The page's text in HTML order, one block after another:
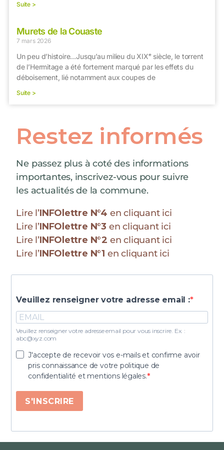
Suite >
Murets de la Couaste
7 mars 2026
Un peu d’histoire…Jusqu’au milieu du XIXᵉ siècle, le torrent
de l’Hermitage a été fortement marqué par les effets du
déboisement, lié notamment aux coupes de
Suite >
Restez informés
Ne passez plus à coté des informations
importantes, inscrivez-vous pour suivre
les actualités de la commune.
Lire l’INFOlettre N°4 en cliquant ici
Lire l’INFOlettre N°3 en cliquant ici
Lire l’INFOlettre N°2 en cliquant ici
Lire l’INFOlettre N°1 en cliquant ici
Veuillez renseigner votre adresse email :
Veuillez renseigner votre adresse email pour vous inscrire. Ex. :
abc@xyz.com
J'accepte de recevoir vos e-mails et confirme avoir
pris connaissance de votre politique de
confidentialité et mentions légales.
S'INSCRIRE